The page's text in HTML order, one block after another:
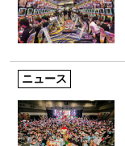
ニュース